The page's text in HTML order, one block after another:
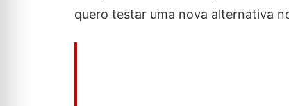
quero testar uma nova alternativa